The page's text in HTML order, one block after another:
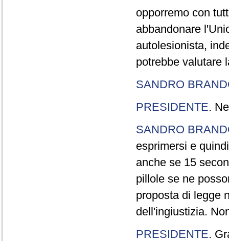
opporremo con
abbandonare
autolesionista,
potrebbe valutare
SANDRO
PRESIDENTE.
SANDRO
esprimersi e
anche se 15
pillole se ne
proposta di legge
dell'ingiustizia.
PRESIDENTE.